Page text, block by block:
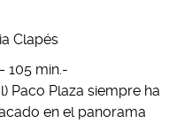
Clapés
105 min.-
Paco Plaza siempre ha
en el panorama